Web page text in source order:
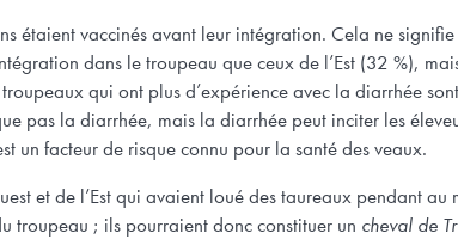
étaient vaccinés avant leur intégration. Cela ne
dans le troupeau que ceux de l’Est (32 %),
qui ont plus d’expérience avec la diarrhée
la diarrhée, mais la diarrhée peut inciter les
un facteur de risque connu pour la santé des veaux.
et de l’Est qui avaient loué des taureaux pendant au
troupeau ; ils pourraient donc constituer un cheval de